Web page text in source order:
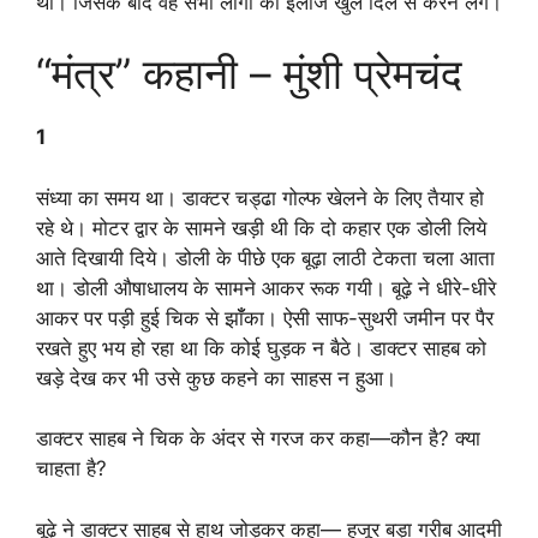
“मंत्र” कहानी – मुंशी प्रेमचंद
1
संध्या का समय था। डाक्टर चड्ढा गोल्फ खेलने के लिए तैयार हो
रहे थे। मोटर द्वार के सामने खड़ी थी कि दो कहार एक डोली लिये
आते दिखायी दिये। डोली के पीछे एक बूढ़ा लाठी टेकता चला आता
था। डोली औषाधालय के सामने आकर रूक गयी। बूढ़े ने धीरे-धीरे
आकर पर पड़ी हुई चिक से झॉँका। ऐसी साफ-सुथरी जमीन पर पैर
रखते हुए भय हो रहा था कि कोई घुड़क न बैठे। डाक्टर साहब को
खड़े देख कर भी उसे कुछ कहने का साहस न हुआ।
डाक्टर साहब ने चिक के अंदर से गरज कर कहा—कौन है? क्या
चाहता है?
बूढ़े ने डाक्टर साहब से हाथ जोड़कर कहा— हुजूर बड़ा गरीब आदमी